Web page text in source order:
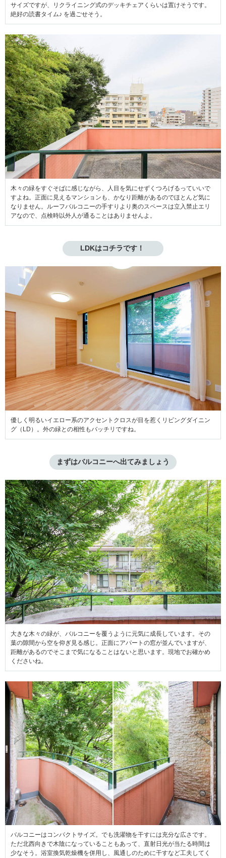
サイズですが、リクライニング式のデッキチェアくらいは置けそうです。
絶好の読書タイム♪ を過ごせそう。
木々の緑をすぐそばに感じながら、人目を気にせずくつろげるっていいで
すよね。正面に見えるマンションも、かなり距離があるのでほとんど気に
なりません。ルーフバルコニーの手すりより奥のスペースは立入禁止エリ
アなので、点検時以外人が通ることはありませんよ。
LDKはコチラです！
優しく明るいイエロー系のアクセントクロスが目を惹くリビングダイニン
グ（LD）。外の緑との相性もバッチリですね。
まずはバルコニーへ出てみましょう
大きな木々の緑が、バルコニーを覆うように元気に成長しています。その
葉の隙間から空を仰ぎ見る感じ。正面にアパートの窓が並んでいますが、
距離があるのでそこまで気になることはないと思います。現地でお確かめ
くださいね。
バルコニーはコンパクトサイズ。でも洗濯物を干すには充分な広さです。
ただ北西向きで木陰になっていることもあって、直射日光が当たる時間は
少なそう。浴室換気乾燥機を併用し、風通しのために干すなど工夫してく